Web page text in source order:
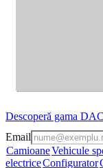
Descoperă gama DAC
Email
CamioaneVehicule
electriceConfigurator